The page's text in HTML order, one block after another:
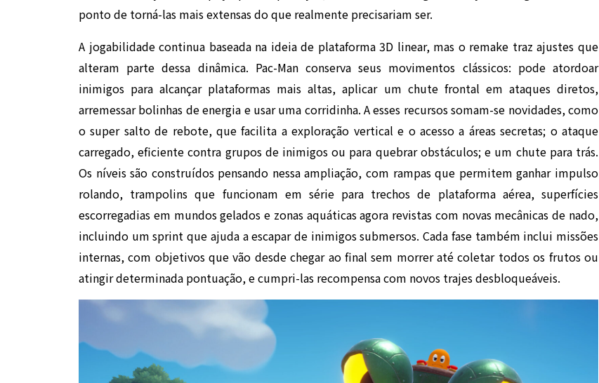
ponto de torná-las mais extensas do que realmente precisariam ser.
A jogabilidade continua baseada na ideia de plataforma 3D linear, mas o remake traz ajustes que
alteram parte dessa dinâmica. Pac-Man conserva seus movimentos clássicos: pode atordoar
inimigos para alcançar plataformas mais altas, aplicar um chute frontal em ataques diretos,
arremessar bolinhas de energia e usar uma corridinha. A esses recursos somam-se novidades, como
o super salto de rebote, que facilita a exploração vertical e o acesso a áreas secretas; o ataque
carregado, eficiente contra grupos de inimigos ou para quebrar obstáculos; e um chute para trás.
Os níveis são construídos pensando nessa ampliação, com rampas que permitem ganhar impulso
rolando, trampolins que funcionam em série para trechos de plataforma aérea, superfícies
escorregadias em mundos gelados e zonas aquáticas agora revistas com novas mecânicas de nado,
incluindo um sprint que ajuda a escapar de inimigos submersos. Cada fase também inclui missões
internas, com objetivos que vão desde chegar ao final sem morrer até coletar todos os frutos ou
atingir determinada pontuação, e cumpri-las recompensa com novos trajes desbloqueáveis.